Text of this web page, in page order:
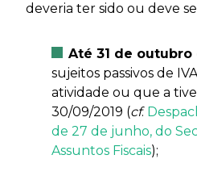
deveria ter sido ou deve
Até 31 de outubro
sujeitos passivos de
atividade ou que a
30/09/2019 (cf.
de 27 de junho, do
Assuntos Fiscais);